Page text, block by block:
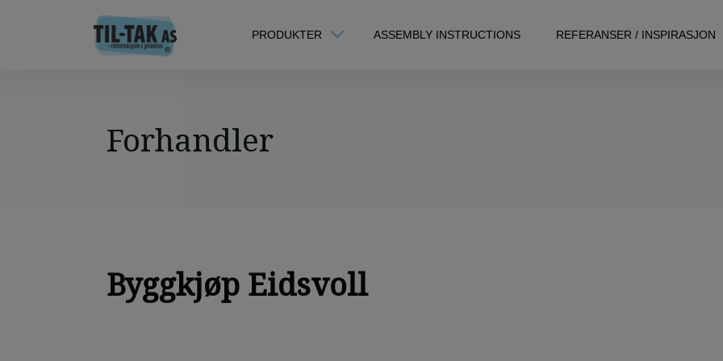
PRODUKTER ASSEMBLY INSTRUCTIONS REFERANSER / INSPIRASJON
Forhandler
Byggkjøp Eidsvoll